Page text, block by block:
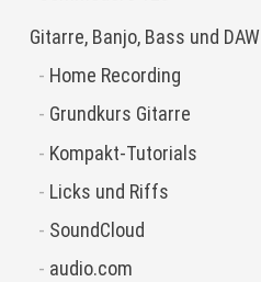
Gitarre, Banjo, Bass und DAW
Home Recording
Grundkurs Gitarre
Kompakt-Tutorials
Licks und Riffs
SoundCloud
audio.com